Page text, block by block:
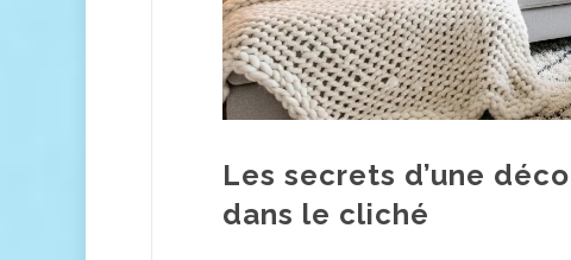
Les secrets d’une
dans le cliché